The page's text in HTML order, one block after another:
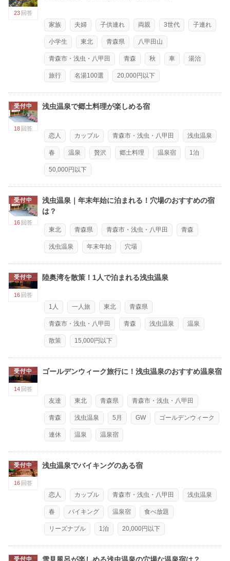
23 回答
家族 夫婦 子供連れ 両親 3世代 子連れ
小学生 東北 青森県 八甲田山
青森市・浅虫・八甲田 青森 秋 車 湯治
旅行 名湯100選 20,000円以下
受付中
18 回答
浅虫温泉で郷土料理が楽しめる宿
恋人 カップル 青森市・浅虫・八甲田 浅虫温泉
春 温泉 贅沢 郷土料理 温泉宿 1泊
50,000円以下
受付中
16 回答
浅虫温泉｜年末年始に泊まれる！穴場のおすすめの宿
は？
東北 青森県 青森市・浅虫・八甲田 青森
浅虫温泉 年末年始 穴場
受付中
16 回答
陸奥湾を散策！1人で泊まれる浅虫温泉
1人 一人旅 東北 青森県
青森市・浅虫・八甲田 青森 浅虫温泉 温泉
散策 15,000円以下
受付中
14 回答
ゴールデンウィーク旅行に！浅虫温泉のおすすめ温泉宿
友達 東北 青森県 青森市・浅虫・八甲田
青森 浅虫温泉 5月 GW ゴールデンウィーク
連休 温泉 温泉宿
受付中
16 回答
浅虫温泉でバイキングのある宿
恋人 カップル 青森市・浅虫・八甲田 浅虫温泉
春 バイキング 温泉宿 食べ放題
リーズナブル 1泊 20,000円以下
受付中 雪見風呂が楽しめる浅虫温泉の穴場な温泉宿は？